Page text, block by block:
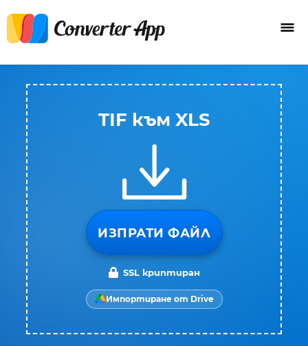
TIF към XLS
ИЗПРАТИ ФАЙЛ
SSL криптиран
Импортиране от Drive